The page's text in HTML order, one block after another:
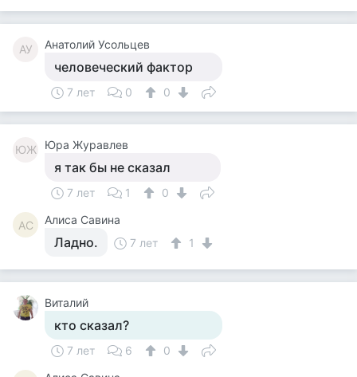
АУ Анатолий Усольцев
человеческий фактор
7 лет 0 0
ЮЖ Юра Журавлев
я так бы не сказал
7 лет 1 0
АС Алиса Савина
Ладно. 7 лет 1
Виталий
кто сказал?
7 лет 6 0